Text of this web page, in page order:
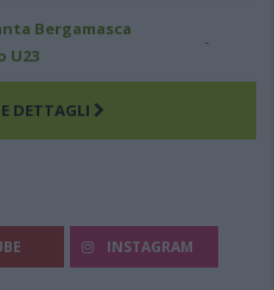
Bergamasca
U23
-
DETTAGLI
INSTAGRAM